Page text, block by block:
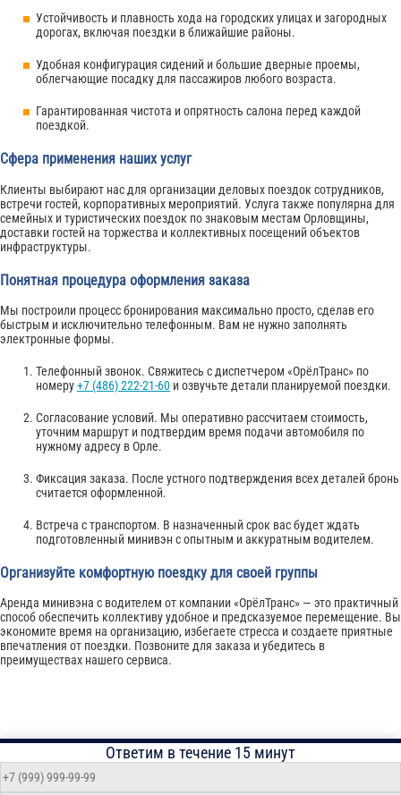
Устойчивость и плавность хода на городских улицах и загородных
дорогах, включая поездки в ближайшие районы.
Удобная конфигурация сидений и большие дверные проемы,
облегчающие посадку для пассажиров любого возраста.
Гарантированная чистота и опрятность салона перед каждой
поездкой.
Сфера применения наших услуг
Клиенты выбирают нас для организации деловых поездок сотрудников,
встречи гостей, корпоративных мероприятий. Услуга также популярна для
семейных и туристических поездок по знаковым местам Орловщины,
доставки гостей на торжества и коллективных посещений объектов
инфраструктуры.
Понятная процедура оформления заказа
Мы построили процесс бронирования максимально просто, сделав его
быстрым и исключительно телефонным. Вам не нужно заполнять
электронные формы.
Телефонный звонок. Свяжитесь с диспетчером «ОрёлТранс» по
номеру+7 (486) 222-21-60 и озвучьте детали планируемой поездки.
Согласование условий. Мы оперативно рассчитаем стоимость,
уточним маршрут и подтвердим время подачи автомобиля по
нужному адресу в Орле.
Фиксация заказа. После устного подтверждения всех деталей бронь
считается оформленной.
Встреча с транспортом. В назначенный срок вас будет ждать
подготовленный минивэн с опытным и аккуратным водителем.
Организуйте комфортную поездку для своей группы
Аренда минивэна с водителем от компании «ОрёлТранс» — это практичный
способ обеспечить коллективу удобное и предсказуемое перемещение. Вы
экономите время на организацию, избегаете стресса и создаете приятные
впечатления от поездки. Позвоните для заказа и убедитесь в
преимуществах нашего сервиса.
Ответим в течение 15 минут